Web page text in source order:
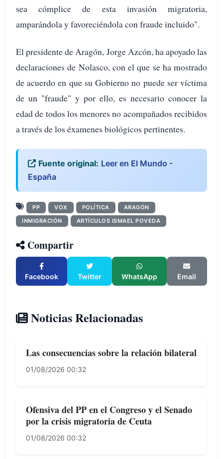
sea cómplice de esta invasión migratoria,
amparándola y favoreciéndola con fraude incluido".
El presidente de Aragón, Jorge Azcón, ha apoyado las
declaraciones de Nolasco, con el que se ha mostrado
de acuerdo en que su Gobierno no puede ser víctima
de un "fraude" y por ello, es necesario conocer la
edad de todos los menores no acompañados recibidos
a través de los éxamenes biológicos pertinentes.
Fuente original: Leer en El Mundo -
España
PP VOX POLÍTICA
ARAGÓN
INMIGRACIÓN
ARTÍCULOS ISMAEL POVEDA
Compartir
Facebook Twitter WhatsApp Email
Noticias Relacionadas
Las consecuencias sobre la relación bilateral
01/08/2026 00:32
Ofensiva del PP en el Congreso y el Senado
por la crisis migratoria de Ceuta
01/08/2026 00:32